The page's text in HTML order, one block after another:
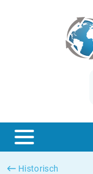
Historisch
ESTER
SONIA
Was ist die VPI-
Was ist die HVPI-
Deutsche inflation
Europäische inflation
Historische Euribor-
Historische ESTER-
Historische SOFR-
Historische SONIA-
Inflationsrechner